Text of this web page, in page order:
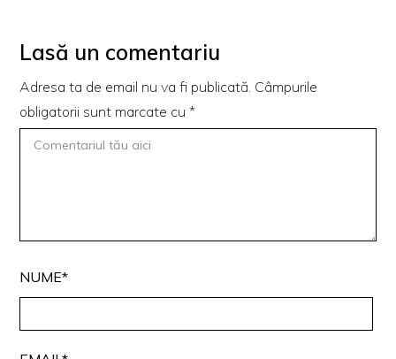
Lasă un comentariu
Adresa ta de email nu va fi publicată. Câmpurile
obligatorii sunt marcate cu*
NUME*